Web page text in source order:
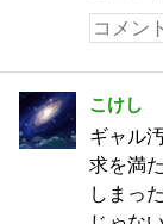
こけし
ギャル
求を満
しまっ